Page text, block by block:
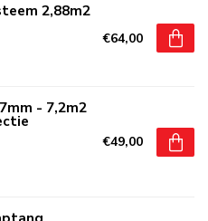
2,88m2
€64,00
- 7,2m2
€49,00